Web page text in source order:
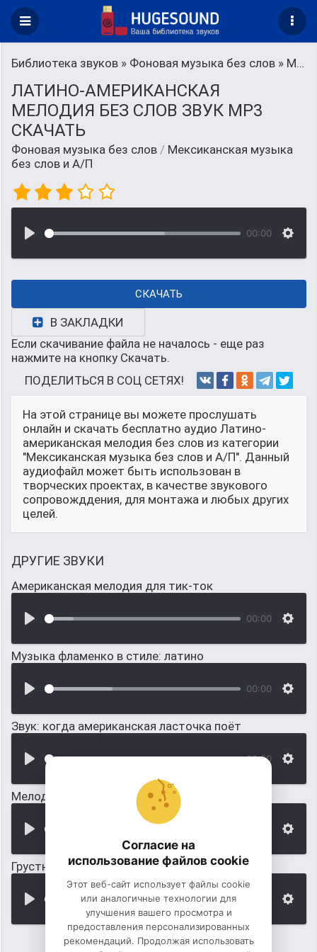
Библиотека звуков » Фоновая музыка без слов » Мексиканская музыка без слов и А/П
ЛАТИНО-АМЕРИКАНСКАЯ
МЕЛОДИЯ БЕЗ СЛОВ ЗВУК MP3
СКАЧАТЬ
Фоновая музыка без слов / Мексиканская музыка
без слов и А/П
00:00
СКАЧАТЬ
В ЗАКЛАДКИ
Если скачивание файла не началось - еще раз
нажмите на кнопку Скачать.
ПОДЕЛИТЬСЯ В СОЦ СЕТЯХ!
На этой странице вы можете прослушать
онлайн и скачать бесплатно аудио Латино-
американская мелодия без слов из категории
"Мексиканская музыка без слов и А/П". Данный
аудиофайл может быть использован в
творческих проектах, в качестве звукового
сопровожддения, для монтажа и любых других
целей.
ДРУГИЕ ЗВУКИ
Американская мелодия для тик-ток
00:00
Музыка фламенко в стиле: латино
00:00
Звук: когда американская ласточка поёт
00:00
Мелодия для инстаграм: все на изи (без слов)
Грустная японская мелодия без слов
Согласие на
использование файлов cookie
Этот веб-сайт использует файлы cookie
или аналогичные технологии для
улучшения вашего просмотра и
предоставления персонализированных
рекомендаций. Продолжая использовать